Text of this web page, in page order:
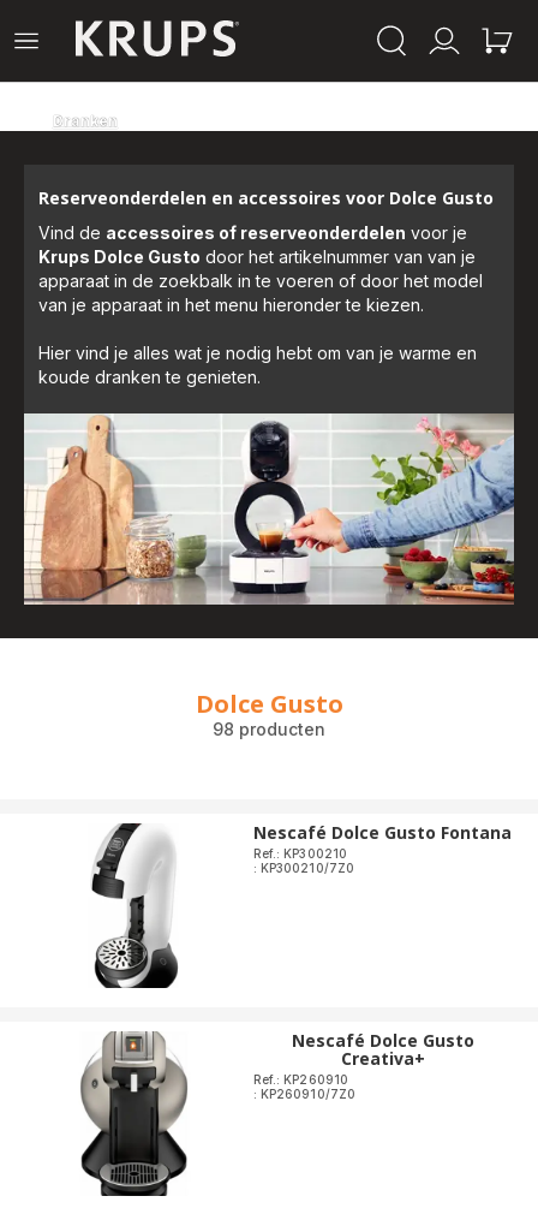
Mijn
Mijn
Open
Dranken
Reserveonderdelen en accessoires voor Dolce Gusto
Vind de accessoires of reserveonderdelen voor je
Krups Dolce Gusto door het artikelnummer van van je
apparaat in de zoekbalk in te voeren of door het model
van je apparaat in het menu hieronder te kiezen.
Hier vind je alles wat je nodig hebt om van je warme en
koude dranken te genieten.
Dolce Gusto
98 producten
Nescafé Dolce Gusto Fontana
Ref.: KP300210
: KP300210/7Z0
Nescafé Dolce Gusto
Creativa+
Ref.: KP260910
: KP260910/7Z0